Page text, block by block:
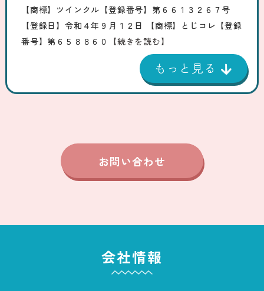
【商標】ツインクル【登録番号】第６６１３２６７号
【登録日】令和４年９月１２日 【商標】とじコレ【登録
番号】第６５８８６０
【続きを読む】
お問い合わせ
会社情報